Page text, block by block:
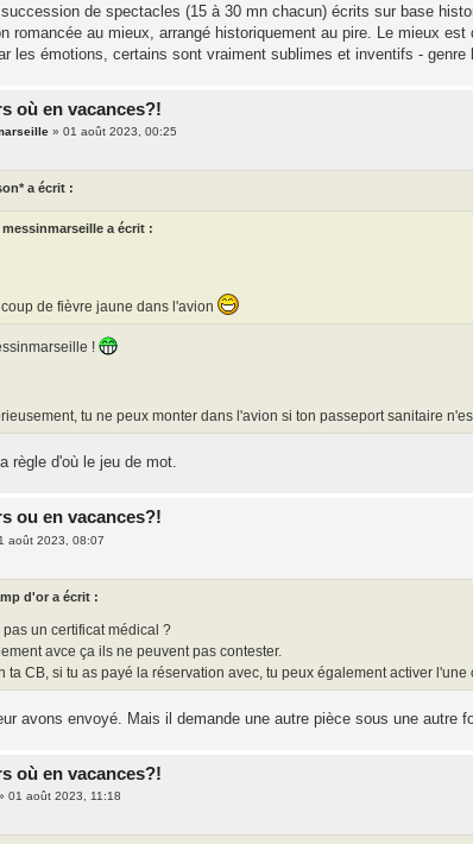
de spectacles (15 à 30 mn chacun) écrits sur base
romancée au mieux, arrangé historiquement au pire. Le mieux
les émotions, certains sont vraiment sublimes et inventifs - genre
où en vacances?!
» 01 août 2023, 00:25
a écrit :
messinmarseille a écrit :
de fièvre jaune dans l'avion
!
tu ne peux monter dans l'avion si ton passeport sanitaire
règle d'où le jeu de mot.
ou en vacances?!
août 2023, 08:07
d'or a écrit :
pas un certificat médical ?
avce ça ils ne peuvent pas contester.
ta CB, si tu as payé la réservation avec, tu peux également activer
avons envoyé. Mais il demande une autre pièce sous une autre
où en vacances?!
01 août 2023, 11:18